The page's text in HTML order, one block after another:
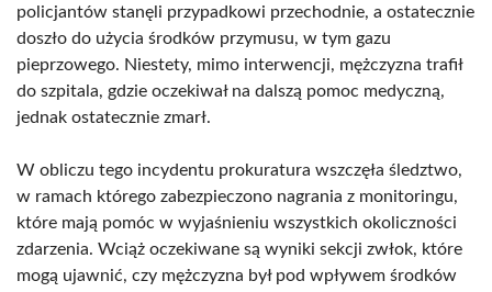
policjantów stanęli przypadkowi przechodnie, a ostatecznie
doszło do użycia środków przymusu, w tym gazu
pieprzowego. Niestety, mimo interwencji, mężczyzna trafił
do szpitala, gdzie oczekiwał na dalszą pomoc medyczną,
jednak ostatecznie zmarł.
W obliczu tego incydentu prokuratura wszczęła śledztwo,
w ramach którego zabezpieczono nagrania z monitoringu,
które mają pomóc w wyjaśnieniu wszystkich okoliczności
zdarzenia. Wciąż oczekiwane są wyniki sekcji zwłok, które
mogą ujawnić, czy mężczyzna był pod wpływem środków